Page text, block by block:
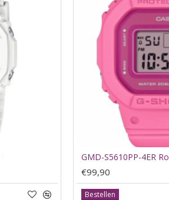
GMD-S5610PP-4ER
€99,90
Bestellen